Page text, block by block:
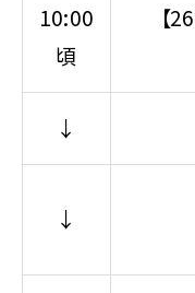
10:00
頃
【
↓
↓